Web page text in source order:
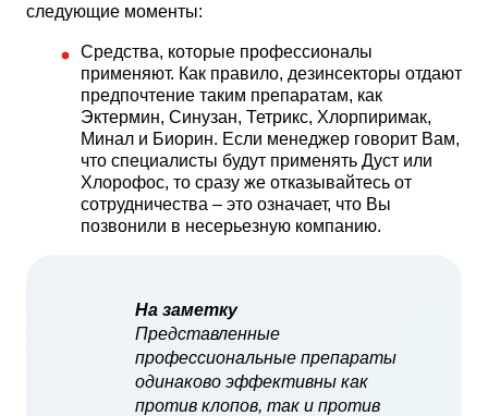
следующие моменты:
Средства, которые профессионалы
применяют. Как правило, дезинсекторы отдают
предпочтение таким препаратам, как
Эктермин, Синузан, Тетрикс, Хлорпиримак,
Минал и Биорин. Если менеджер говорит Вам,
что специалисты будут применять Дуст или
Хлорофос, то сразу же отказывайтесь от
сотрудничества – это означает, что Вы
позвонили в несерьезную компанию.
На заметку
Представленные
профессиональные препараты
одинаково эффективны как
против клопов, так и против